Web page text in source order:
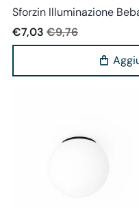
Sforzin Illuminazione
€7,03 €9,76